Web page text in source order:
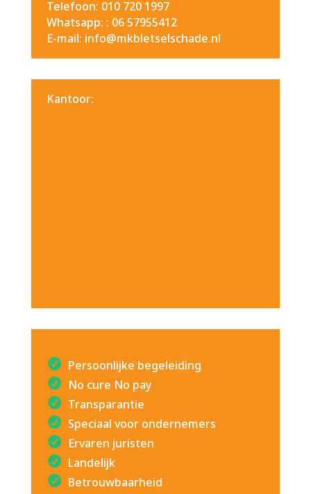
Telefoon: 010 720 1997
Whatsapp: : 06 57955412
E-mail: info@mkbletselschade.nl
Kantoor:
Persoonlijke begeleiding
No cure No pay
Transparantie
Speciaal voor ondernemers
Ervaren juristen
Landelijk
Betrouwbaarheid